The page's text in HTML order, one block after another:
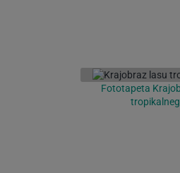
Fototapeta